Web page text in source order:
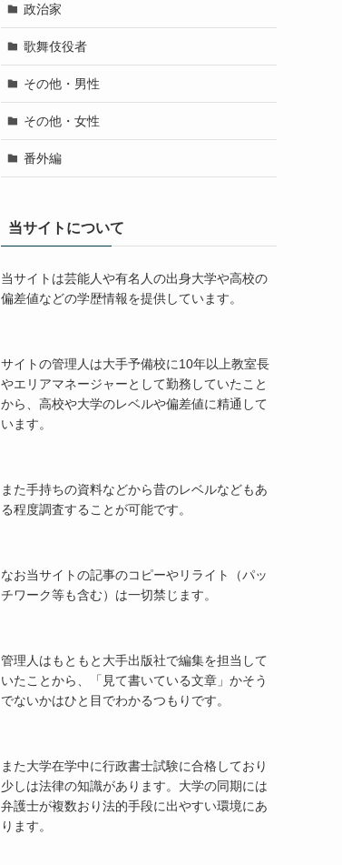
政治家
歌舞伎役者
その他・男性
その他・女性
番外編
当サイトについて
当サイトは芸能人や有名人の出身大学や高校の
偏差値などの学歴情報を提供しています。
サイトの管理人は大手予備校に10年以上教室長
やエリアマネージャーとして勤務していたこと
から、高校や大学のレベルや偏差値に精通して
います。
また手持ちの資料などから昔のレベルなどもあ
る程度調査することが可能です。
なお当サイトの記事のコピーやリライト（パッ
チワーク等も含む）は一切禁じます。
管理人はもともと大手出版社で編集を担当して
いたことから、「見て書いている文章」かそう
でないかはひと目でわかるつもりです。
また大学在学中に行政書士試験に合格しており
少しは法律の知識があります。大学の同期には
弁護士が複数おり法的手段に出やすい環境にあ
ります。